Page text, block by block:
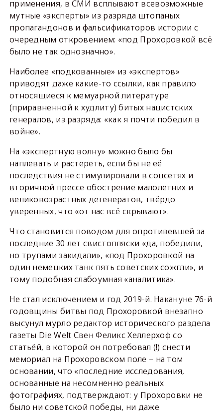
применения, в СМИ всплывают всевозможные
мутные «эксперты» из разряда штопаных
пропагандонов и фальсификаторов истории с
очередным откровением: «под Прохоровкой всё
было не так однозначно».
Наиболее «подкованные» из «экспертов»
приводят даже какие-то ссылки, как правило
относящиеся к мемуарной литературе
(приравненной к худлиту) битых нацистских
генералов, из разряда: «как я почти победил в
войне».
На «экспертную волну» можно было бы
наплевать и растереть, если бы не её
последствия не стимулировали в соцсетях и
вторичной прессе обострение малолетних и
великовозрастных дегенератов, твёрдо
уверенных, что «от нас всё скрывают».
Что становится поводом для опротивевшей за
последние 30 лет свистопляски «да, победили,
но трупами закидали», «под Прохоровкой на
один немецких танк пять советских сожгли», и
тому подобная слабоумная «аналитика».
Не стал исключением и год 2019-й. Накануне 76-й
годовщины битвы под Прохоровкой внезапно
высунул мурло редактор исторического раздела
газеты Die Welt Свен Феликс Хеллерхоф со
статьёй, в которой он потребовал (!) снести
мемориал на Прохоровском поле – на том
основании, что «последние исследования,
основанные на несомненно реальных
фотографиях, подтверждают: у Прохоровки не
было ни советской победы, ни даже